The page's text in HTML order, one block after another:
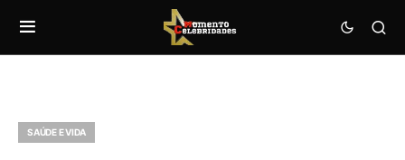
SAÚDE E VIDA